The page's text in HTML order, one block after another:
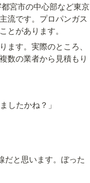
宮市の中心部など東京
流です。プロパンガス
があります。
す。実際のところ、
数の業者から見積もり
したかね？」
だと思います。ぼった